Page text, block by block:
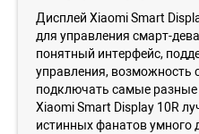
Дисплей Xiaomi Smart
для управления смарт-
понятный интерфейс,
управления, возможность
подключать самые разные
Xiaomi Smart Display 10R
истинных фанатов умного